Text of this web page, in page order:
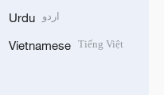
Urdu اردو
Vietnamese Tiếng Việt